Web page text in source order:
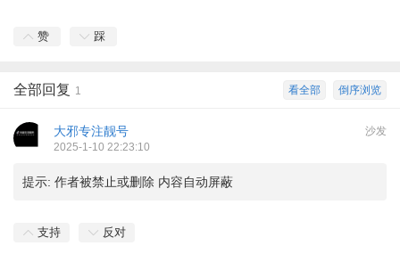
赞 踩
倒序浏览
看全部
全部回复 1
沙发
大邪专注靓号
2025-1-10 22:23:10
提示: 作者被禁止或删除 内容自动屏蔽
支持 反对